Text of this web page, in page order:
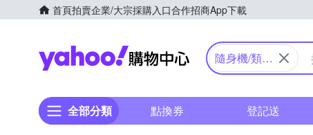
首頁拍賣企業/大宗採購入口合作招商App下載
Yahoo購物中心
隨身機/類單
全部分類 點換券 登記送